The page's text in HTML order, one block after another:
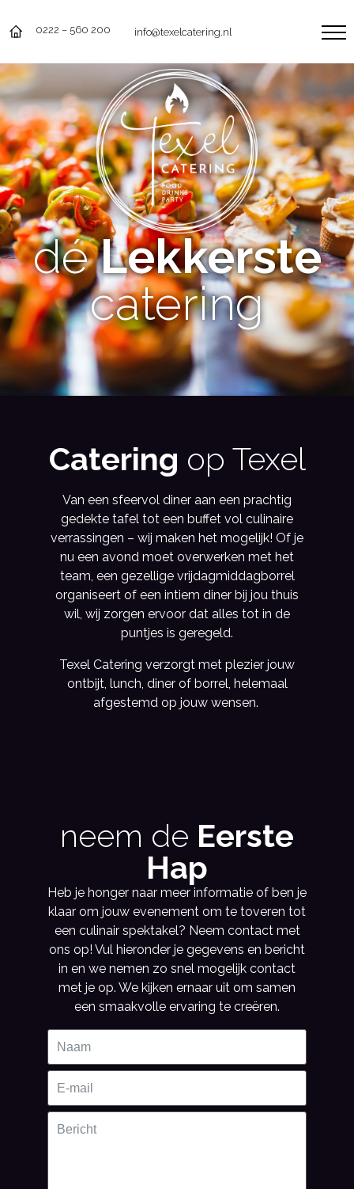
0222 – 560 200 info@texelcatering.nl
déLekkerste
catering
Catering op Texel
Van een sfeervol diner aan een prachtig
gedekte tafel tot een buffet vol culinaire
verrassingen – wij maken het mogelijk! Of je
nu een avond moet overwerken met het
team, een gezellige vrijdagmiddagborrel
organiseert of een intiem diner bij jou thuis
wil, wij zorgen ervoor dat alles tot in de
puntjes is geregeld.
Texel Catering verzorgt met plezier jouw
ontbijt, lunch, diner of borrel, helemaal
afgestemd op jouw wensen.
neem de Eerste
Hap
Heb je honger naar meer informatie of ben je
klaar om jouw evenement om te toveren tot
een culinair spektakel? Neem contact met
ons op! Vul hieronder je gegevens en bericht
in en we nemen zo snel mogelijk contact
met je op. We kijken ernaar uit om samen
een smaakvolle ervaring te creëren.